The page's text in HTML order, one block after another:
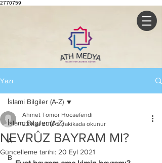
2770759
Yazı
İslami Bilgiler (A-Z)
A
B
İslami Bilgiler (A-Z)
NEVRÛZ BAYRAM MI?
Ahmet Tomor Hocaefendi
23 Kas 2018 2 dakikada okunur
Güncelleme tarihi: 20 Eyl 2021